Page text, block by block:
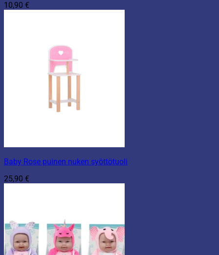
10,90 €
Baby Rose puinen nuken syöttötuoli
25,90 €